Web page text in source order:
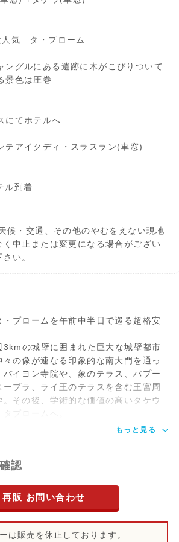
人気 タ・プローム
ングルにある遺跡に木がこびりついて
景色は圧巻
にてホテルへ
テアイクディ・スラスラン(車窓)
ル到着
候・交通、その他のやむをえない現地
中止または変更になる場合がござい
い。
・プロームを午前中半日で巡る超格安
3kmの城壁に囲まれた巨大な城壁都市
の像が連なる印象的な南大門を通っ
イヨン寺院や、象のテラス、バプー
プラ、ライ王のテラスを含む王宮周
その後、学術的な価値の高いタケウ
プロームへ。
もっと見る
認
再販 お問い合わせ
は販売を休止しております。